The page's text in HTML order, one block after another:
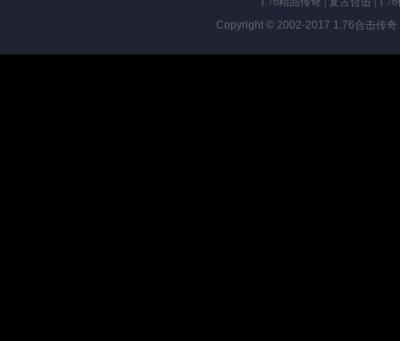
Copyright © 2002-2017 1.76合击传奇